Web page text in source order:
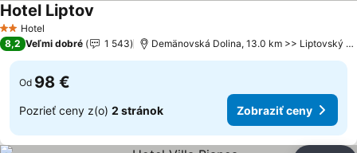
2 Počet hviezdičiek
Hotel
Hotel Liptov
8,2 Veľmi dobré 1 543 Demänovská Dolina, 13.0 km >> Liptovský Mikuláš
Od 98 €
Pozrieť ceny z(o) 2 stránok Zobraziť ceny